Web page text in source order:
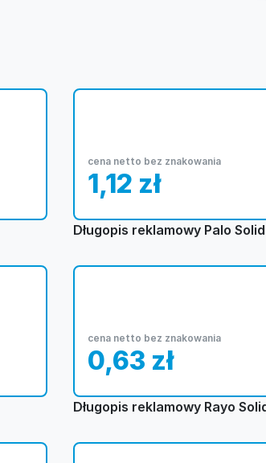
cena netto bez znakowania
1,12 zł
Długopis reklamowy Palo Solid
cena netto bez znakowania
0,63 zł
Długopis reklamowy Rayo